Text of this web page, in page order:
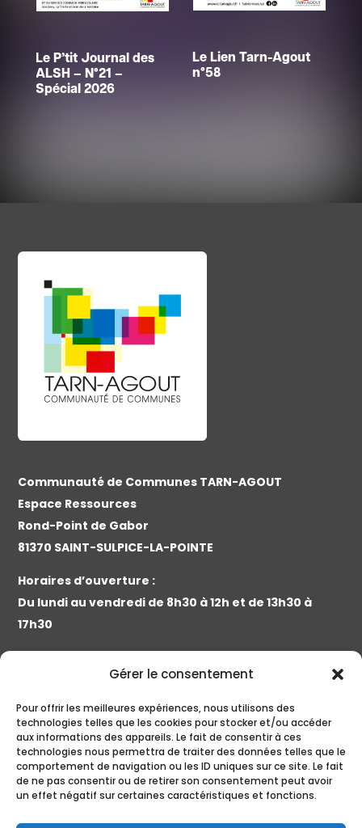
Gérer le consentement
Pour offrir les meilleures expériences, nous utilisons des
technologies telles que les cookies pour stocker et/ou accéder
aux informations des appareils. Le fait de consentir à ces
technologies nous permettra de traiter des données telles que le
comportement de navigation ou les ID uniques sur ce site. Le fait
de ne pas consentir ou de retirer son consentement peut avoir
un effet négatif sur certaines caractéristiques et fonctions.
Le P’tit Journal des
ALSH – N°21 –
Spécial 2026
Le Lien Tarn-Agout
n°58
Communauté de Communes TARN-AGOUT
Espace Ressources
Rond-Point de Gabor
81370 SAINT-SULPICE-LA-POINTE
Horaires d’ouverture :
Du lundi au vendredi de 8h30 à 12h et de 13h30 à
17h30
Tél. 05 63 41 89 12 | Fax. 05 63 41 89 15 | E-mail :
accueil@cc-tarnagout.fr
Nous suivre